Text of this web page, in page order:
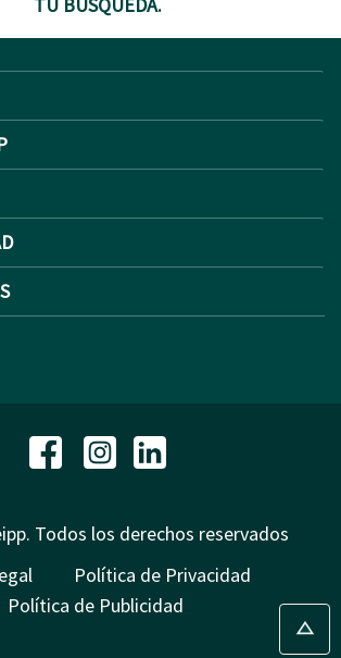
Todos los derechos reservados
Política de Privacidad
Política de Publicidad